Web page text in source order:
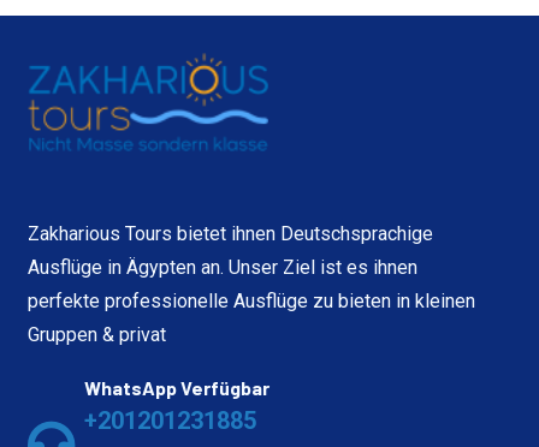
Zakharious Tours bietet ihnen Deutschsprachige
Ausflüge in Ägypten an. Unser Ziel ist es ihnen
perfekte professionelle Ausflüge zu bieten in kleinen
Gruppen & privat
WhatsApp Verfügbar
+201201231885